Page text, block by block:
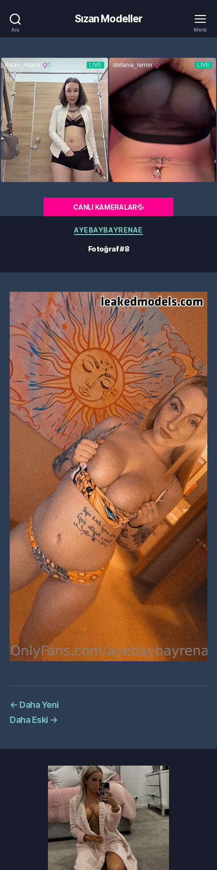
Ara
Sızan Modeller
Menü
CANLI KAMERALAR💦
Kategoriler
AYEBAYBAYRENAE
Fotoğraf #8
← Daha Yeni
Daha Eski →